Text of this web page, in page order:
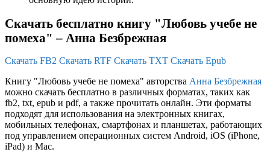
Скачать бесплатно книгу "Любовь учебе не
помеха" – Анна Безбрежная
Скачать FB2 Скачать RTF Скачать TXT Скачать Epub
Книгу "Любовь учебе не помеха" авторства Анна Безбрежная
можно скачать бесплатно в различных форматах, таких как
fb2, txt, epub и pdf, а также прочитать онлайн. Эти форматы
подходят для использования на электронных книгах,
мобильных телефонах, смартфонах и планшетах, работающих
под управлением операционных систем Android, iOS (iPhone,
iPad) и Mac.